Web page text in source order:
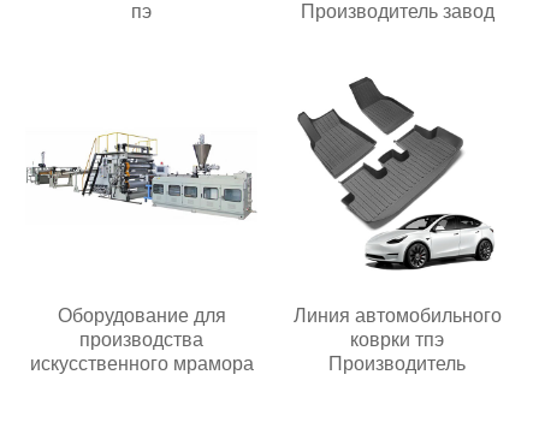
пэ
Производитель завод
Оборудование для
производства
искусственного мрамора
Линия автомобильного
коврки тпэ
Производитель